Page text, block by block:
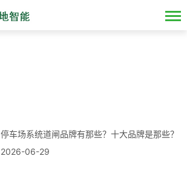
停车场系统道闸品牌有那些？十大品牌是那些？
2026-06-29